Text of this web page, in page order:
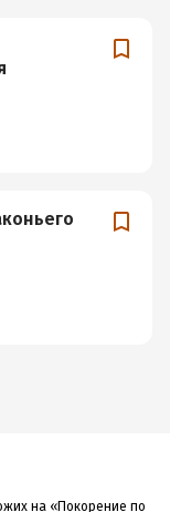
на «Покорение по